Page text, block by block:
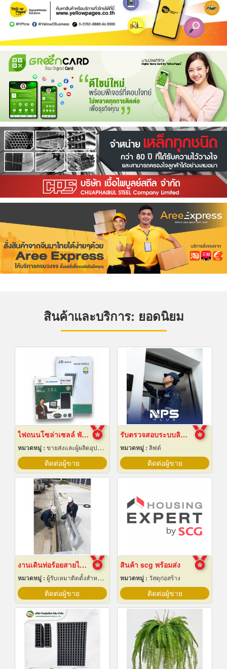
สินค้าและบริการ: ยอดนิยม
ไฟถนนโซล่าเซลล์ พัทยา ชลบุรี
หมวดหมู่ : ขายส่งและผู้ผลิตอุปกรณ์เครื่องใช้ไฟฟ้า
ติดต่อผู้ขาย
รับตรวจสอบระบบลิฟต์ ซ่อมบำรุงรักษา Maintenance
หมวดหมู่ : ลิฟต์
ติดต่อผู้ขาย
งานเดินท่อร้อยสายไฟฟ้า ระยอง
หมวดหมู่ : ผู้รับเหมาติดตั้งสำหรับบ้านและโรงงานไฟฟ้า
ติดต่อผู้ขาย
สินค้า scg พร้อมส่ง
หมวดหมู่ : วัสดุก่อสร้าง
ติดต่อผู้ขาย